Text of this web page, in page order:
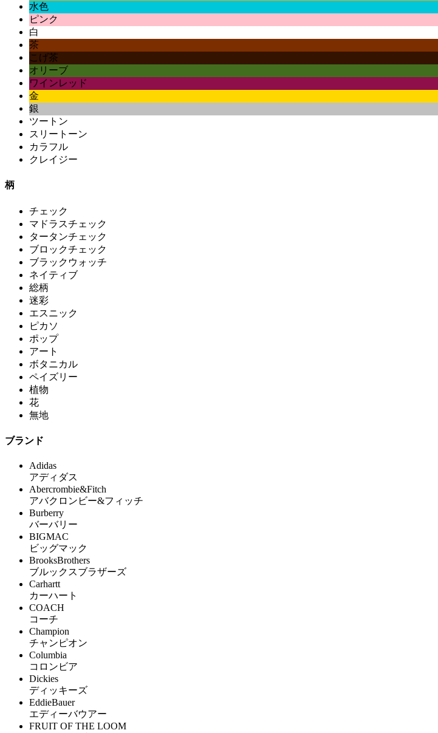
水色
ピンク
白
茶
こげ茶
オリーブ
ワインレッド
金
銀
ツートン
スリートーン
カラフル
クレイジー
柄
チェック
マドラスチェック
タータンチェック
ブロックチェック
ブラックウォッチ
ネイティブ
総柄
迷彩
エスニック
ピカソ
ポップ
アート
ボタニカル
ペイズリー
植物
花
無地
ブランド
Adidas
アディダス
Abercrombie&Fitch
アバクロンビー&フィッチ
Burberry
バーバリー
BIGMAC
ビッグマック
BrooksBrothers
ブルックスブラザーズ
Carhartt
カーハート
COACH
コーチ
Champion
チャンピオン
Columbia
コロンビア
Dickies
ディッキーズ
EddieBauer
エディーバウアー
FRUIT OF THE LOOM